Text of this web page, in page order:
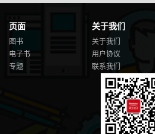
页面
图书
电子书
专题
关于我们
关于我们
用户协议
联系我们